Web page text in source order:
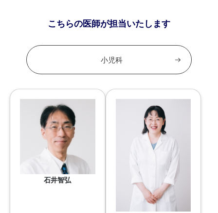
こちらの医師が担当いたします
小児科
石井智弘